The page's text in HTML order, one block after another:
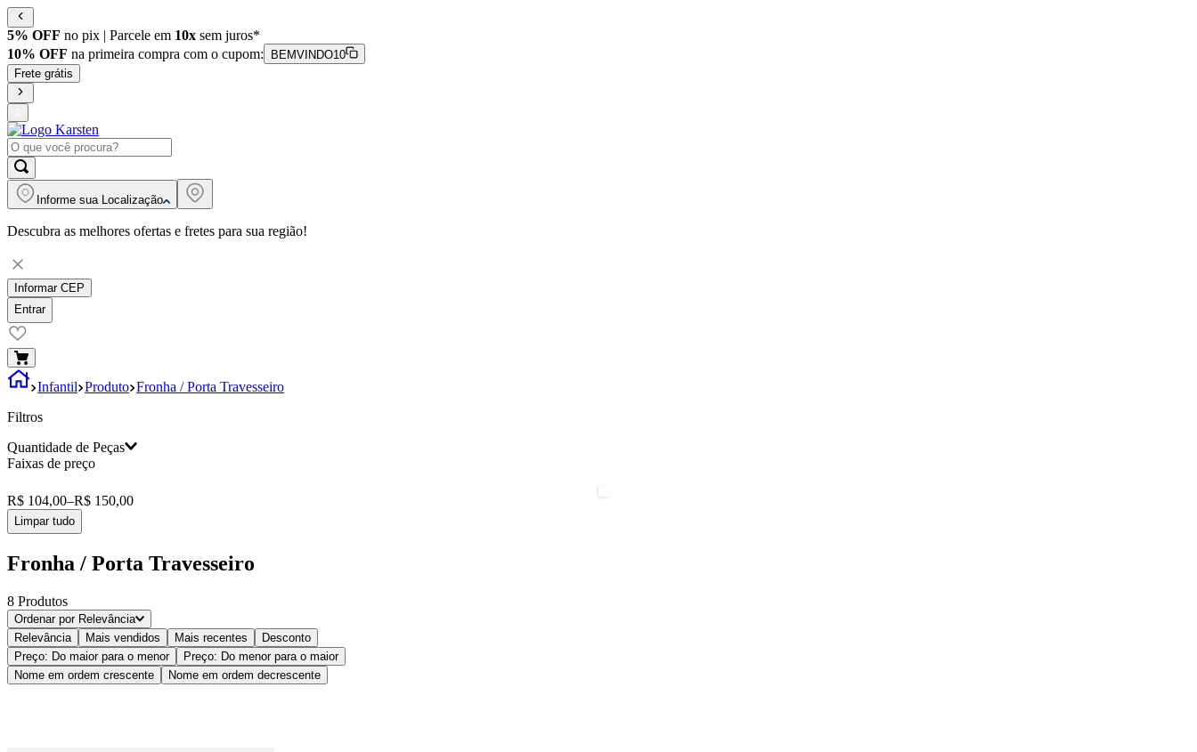
5% OFF no pix | Parcele em 10x sem juros*
10% OFF na primeira compra com o cupom:
BEMVINDO10
Frete grátis
Informe sua Localização
Descubra as melhores ofertas e fretes para sua região!
Informar CEP
Entrar
Infantil Produto Fronha / Porta Travesseiro
Filtros
Quantidade de Peças
Faixas de preço
R$ 104,00–R$ 150,00
Limpar tudo
Fronha / Porta Travesseiro
8 Produtos
Ordenar por Relevância
Relevância
Mais vendidos Mais recentes
Desconto
Preço: Do maior para o menor
Preço: Do menor para o maior
Nome em ordem crescente
Nome em ordem decrescente